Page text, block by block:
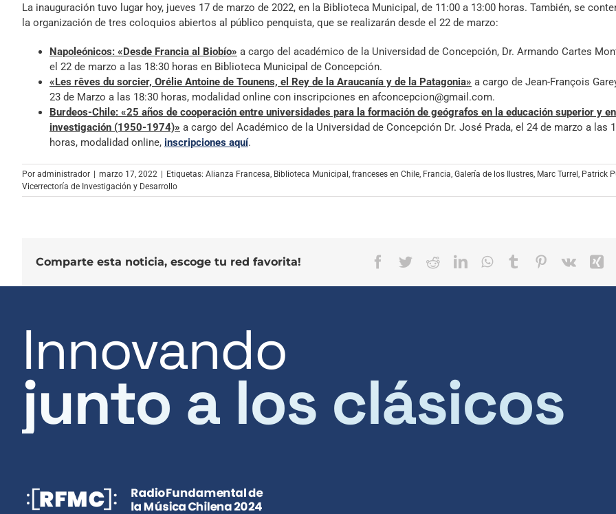
La inauguración tuvo lugar hoy, jueves 17 de marzo de 2022, en la Biblioteca Municipal, de 11:00 a 13:00 horas. También, se
la organización de tres coloquios abiertos al público penquista, que se realizarán desde el 22 de marzo:
Napoleónicos: «Desde Francia al Biobío» a cargo del académico de la Universidad de Concepción, Dr. Armando Cartes
el 22 de marzo a las 18:30 horas en Biblioteca Municipal de Concepción.
«Les rêves du sorcier, Orélie Antoine de Tounens, el Rey de la Araucanía y de la Patagonia» a cargo de Jean-François
23 de Marzo a las 18:30 horas, modalidad online con inscripciones en afconcepcion@gmail.com.
Burdeos-Chile: «25 años de cooperación entre universidades para la formación de geógrafos en la educación superior y
investigación (1950-1974)» a cargo del Académico de la Universidad de Concepción Dr. José Prada, el 24 de marzo a las
horas, modalidad online, inscripciones aquí.
Por administrador | marzo 17, 2022 | Etiquetas: Alianza Francesa Biblioteca Municipal franceses en Chile Francia Galería de los Ilustres Marc Turrel Patrick
Vicerrectoría de Investigación y Desarrollo
Comparte esta noticia, escoge tu red favorita! Facebook
TwitterRedditLinkedInWhatsApp
TumblrPinterest
Vk
Innovando
junto a los clásicos